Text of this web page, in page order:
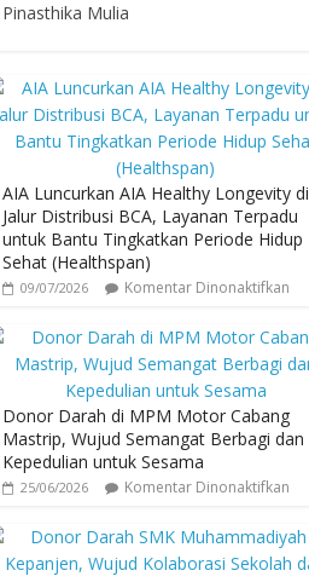
Pinasthika Mulia
AIA Luncurkan AIA Healthy Longevity di
Jalur Distribusi BCA, Layanan Terpadu
untuk Bantu Tingkatkan Periode Hidup
Sehat (Healthspan)
09/07/2026 Komentar Dinonaktifkan
Donor Darah di MPM Motor Cabang
Mastrip, Wujud Semangat Berbagi dan
Kepedulian untuk Sesama
25/06/2026 Komentar Dinonaktifkan